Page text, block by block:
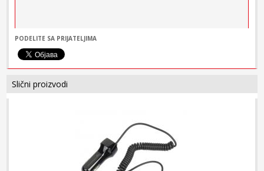
PODELITE SA PRIJATELJIMA
Slični proizvodi